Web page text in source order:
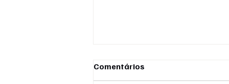
Sua empresa está pronta
para se adaptar e aproveitar
Comentários